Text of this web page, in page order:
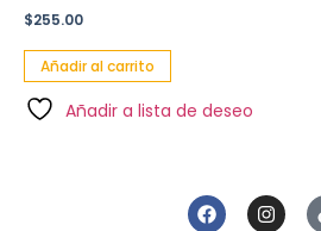
$255.00
Añadir al carrito
Añadir a lista de deseo